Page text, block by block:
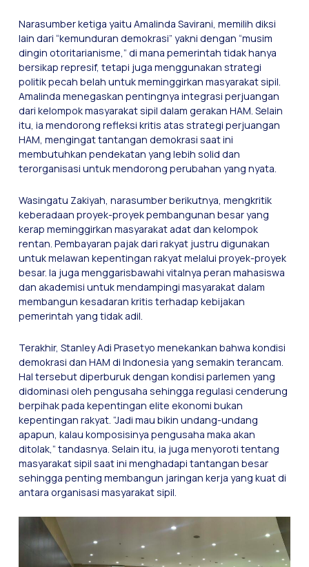
Narasumber ketiga yaitu Amalinda Savirani, memilih diksi
lain dari “kemunduran demokrasi” yakni dengan “musim
dingin otoritarianisme,” di mana pemerintah tidak hanya
bersikap represif, tetapi juga menggunakan strategi
politik pecah belah untuk meminggirkan masyarakat sipil.
Amalinda menegaskan pentingnya integrasi perjuangan
dari kelompok masyarakat sipil dalam gerakan HAM. Selain
itu, ia mendorong refleksi kritis atas strategi perjuangan
HAM, mengingat tantangan demokrasi saat ini
membutuhkan pendekatan yang lebih solid dan
terorganisasi untuk mendorong perubahan yang nyata.
Wasingatu Zakiyah, narasumber berikutnya, mengkritik
keberadaan proyek-proyek pembangunan besar yang
kerap meminggirkan masyarakat adat dan kelompok
rentan. Pembayaran pajak dari rakyat justru digunakan
untuk melawan kepentingan rakyat melalui proyek-proyek
besar. Ia juga menggarisbawahi vitalnya peran mahasiswa
dan akademisi untuk mendampingi masyarakat dalam
membangun kesadaran kritis terhadap kebijakan
pemerintah yang tidak adil.
Terakhir, Stanley Adi Prasetyo menekankan bahwa kondisi
demokrasi dan HAM di Indonesia yang semakin terancam.
Hal tersebut diperburuk dengan kondisi parlemen yang
didominasi oleh pengusaha sehingga regulasi cenderung
berpihak pada kepentingan elite ekonomi bukan
kepentingan rakyat. “Jadi mau bikin undang-undang
apapun, kalau komposisinya pengusaha maka akan
ditolak,” tandasnya. Selain itu, ia juga menyoroti tentang
masyarakat sipil saat ini menghadapi tantangan besar
sehingga penting membangun jaringan kerja yang kuat di
antara organisasi masyarakat sipil.